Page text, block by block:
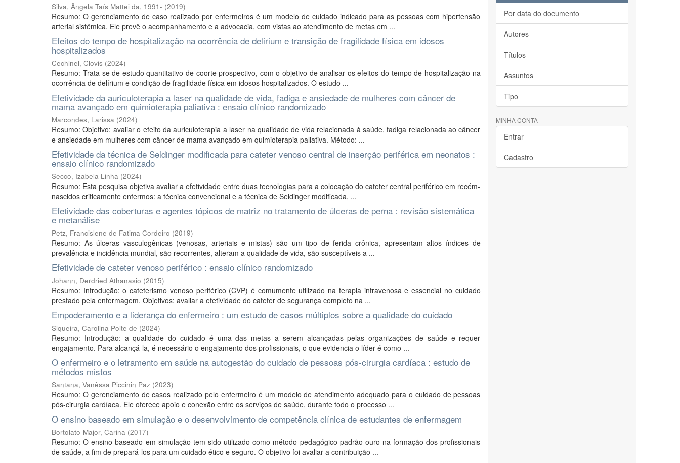
Silva, Ângela Taís Mattei da, 1991- (2019)
Resumo: O gerenciamento de caso realizado por enfermeiros é um modelo de cuidado indicado para as pessoas com hipertensão
arterial sistêmica. Ele prevê o acompanhamento e a advocacia, com vistas ao atendimento de metas em ...
Efeitos do tempo de hospitalização na ocorrência de delirium e transição de fragilidade física em idosos
hospitalizados
Cechinel, Clovis (2024)
Resumo: Trata-se de estudo quantitativo de coorte prospectivo, com o objetivo de analisar os efeitos do tempo de hospitalização na
ocorrência de delírium e condição de fragilidade física em idosos hospitalizados. O estudo ...
Efetividade da auriculoterapia a laser na qualidade de vida, fadiga e ansiedade de mulheres com câncer de
mama avançado em quimioterapia paliativa : ensaio clínico randomizado
Marcondes, Larissa (2024)
Resumo: Objetivo: avaliar o efeito da auriculoterapia a laser na qualidade de vida relacionada à saúde, fadiga relacionada ao câncer
e ansiedade em mulheres com câncer de mama avançado em quimioterapia paliativa. Método: ...
Efetividade da técnica de Seldinger modificada para cateter venoso central de inserção periférica em neonatos :
ensaio clínico randomizado
Secco, Izabela Linha (2024)
Resumo: Esta pesquisa objetiva avaliar a efetividade entre duas tecnologias para a colocação do cateter central periférico em recém-
nascidos criticamente enfermos: a técnica convencional e a técnica de Seldinger modificada, ...
Efetividade das coberturas e agentes tópicos de matriz no tratamento de úlceras de perna : revisão sistemática
e metanálise
Petz, Francislene de Fatima Cordeiro (2019)
Resumo: As úlceras vasculogênicas (venosas, arteriais e mistas) são um tipo de ferida crônica, apresentam altos índices de
prevalência e incidência mundial, são recorrentes, alteram a qualidade de vida, são susceptíveis a ...
Efetividade de cateter venoso periférico : ensaio clínico randomizado
Johann, Derdried Athanasio (2015)
Resumo: Introdução: o cateterismo venoso periférico (CVP) é comumente utilizado na terapia intravenosa e essencial no cuidado
prestado pela enfermagem. Objetivos: avaliar a efetividade do cateter de segurança completo na ...
Empoderamento e a liderança do enfermeiro : um estudo de casos múltiplos sobre a qualidade do cuidado
Siqueira, Carolina Poite de (2024)
Resumo: Introdução: a qualidade do cuidado é uma das metas a serem alcançadas pelas organizações de saúde e requer
engajamento. Para alcançá-la, é necessário o engajamento dos profissionais, o que evidencia o líder é como ...
O enfermeiro e o letramento em saúde na autogestão do cuidado de pessoas pós-cirurgia cardíaca : estudo de
métodos mistos
Santana, Vanêssa Piccinin Paz (2023)
Resumo: O gerenciamento de casos realizado pelo enfermeiro é um modelo de atendimento adequado para o cuidado de pessoas
pós-cirurgia cardíaca. Ele oferece apoio e conexão entre os serviços de saúde, durante todo o processo ...
O ensino baseado em simulação e o desenvolvimento de competência clínica de estudantes de enfermagem
Bortolato-Major, Carina (2017)
Resumo: O ensino baseado em simulação tem sido utilizado como método pedagógico padrão ouro na formação dos profissionais
de saúde, a fim de prepará-los para um cuidado ético e seguro. O objetivo foi avaliar a contribuição ...
Por data do documento
Autores
Títulos
Assuntos
Tipo
MINHA CONTA
Entrar
Cadastro